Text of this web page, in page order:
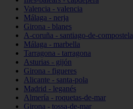
Valencia - valencia
Málaga - nerja
Girona - blanes
A-coruña - santiago-de-compostela
Málaga - marbella
Tarragona - tarragona
Asturias - gijón
Girona - figueres
Alicante - santa-pola
Madrid - leganés
Almería - roquetas-de-mar
Girona - tossa-de-mar